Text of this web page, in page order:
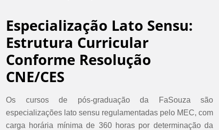
Especialização Lato Sensu:
Estrutura Curricular
Conforme Resolução
CNE/CES
Os cursos de pós-graduação da FaSouza são
especializações lato sensu regulamentadas pelo MEC, com
carga horária mínima de 360 horas por determinação da